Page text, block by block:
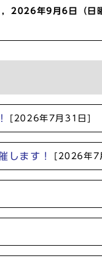
2026年9月6日（日
[2026年7月31日]
します！ [2026年